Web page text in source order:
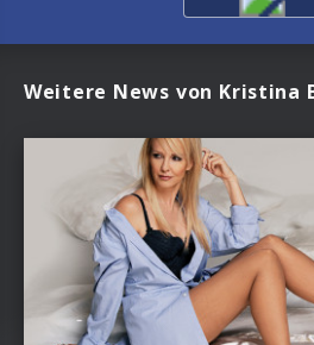
Weitere News von Kristina